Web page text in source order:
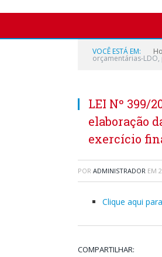
VOCÊ ESTÁ EM:
orçamentárias-
LEI Nº 399/
elaboração
exercício
POR ADMINISTRADOR EM
Clique aqui
COMPARTILHAR: